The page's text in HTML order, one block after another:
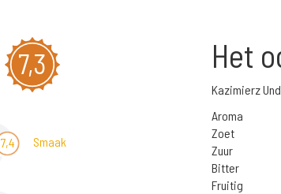
7,3
7,4 Smaak
Het
Kazimierz
Aroma
Zoet
Zuur
Bitter
Fruitig